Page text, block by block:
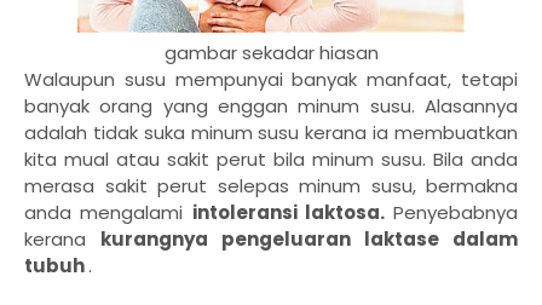
gambar sekadar hiasan
Walaupun susu mempunyai banyak manfaat, tetapi
banyak orang yang enggan minum susu. Alasannya
adalah tidak suka minum susu kerana ia membuatkan
kita mual atau sakit perut bila minum susu. Bila anda
merasa sakit perut selepas minum susu, bermakna
anda mengalami intoleransi laktosa.Penyebabnya
kerana kurangnya pengeluaran laktase dalam
tubuh.